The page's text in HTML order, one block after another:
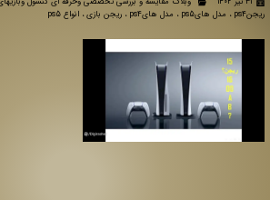
ریجنps4
، مدل هایps5 ، مدل هایps4 ،ریجن بازی،انواع ps5